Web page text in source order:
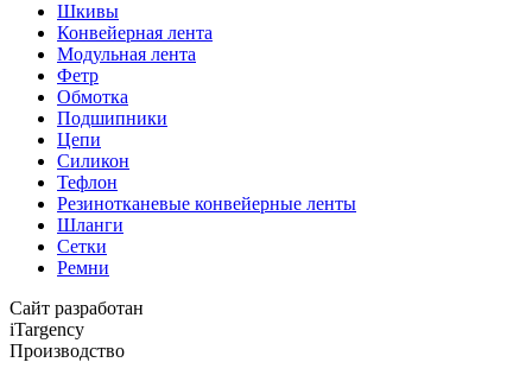
Шкивы
Конвейерная лента
Модульная лента
Фетр
Обмотка
Подшипники
Цепи
Силикон
Тефлон
Резинотканевые конвейерные ленты
Шланги
Сетки
Ремни
Сайт разработан
iTargency
Производство